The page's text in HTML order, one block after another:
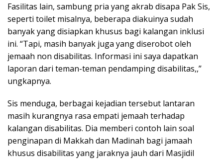
Fasilitas lain, sambung pria yang akrab disapa Pak Sis,
seperti toilet misalnya, beberapa diakuinya sudah
banyak yang disiapkan khusus bagi kalangan inklusi
ini. “Tapi, masih banyak juga yang diserobot oleh
jemaah non disabilitas. Informasi ini saya dapatkan
laporan dari teman-teman pendamping disabilitas,,”
ungkapnya.
Sis menduga, berbagai kejadian tersebut lantaran
masih kurangnya rasa empati jemaah terhadap
kalangan disabilitas. Dia memberi contoh lain soal
penginapan di Makkah dan Madinah bagi jamaah
khusus disabilitas yang jaraknya jauh dari Masjidil